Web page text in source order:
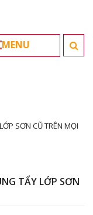
MENU
SƠN CŨ TRÊN MỌI
TẨY LỚP SƠN